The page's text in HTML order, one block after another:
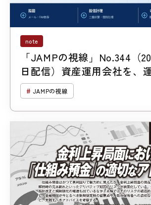
note
「JAMPの視線」No.344（
日配信）資産運用会社を、
JAMPの視線